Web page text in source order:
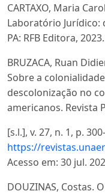
CARTAXO, Maria
Laboratório Jurídico:
PA: RFB Editora,
BRUZACA, Ruan
Sobre a
descolonização no
americanos. Revista
[s.l.], v. 27, n. 1, p.
https://
Acesso em: 30 jul.
DOUZINAS, Costas.